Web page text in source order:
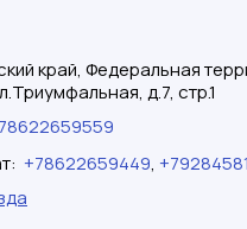
край, Федеральная
д.7, стр.1
: +78622659449,